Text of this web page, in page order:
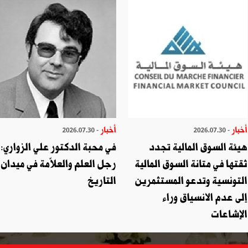
أخبار - 2026.07.30
هيئة السوق المالية تجدد
ثقتها في متانة السوق المالية
التونسية وتدعو المستثمرين
إلى عدم الانسياق وراء
الإشاعات
أخبار - 2026.07.30
في محبة الدكتور علي الزواري:
رجل العلم والعلاّمة في ميدان
التاريخ